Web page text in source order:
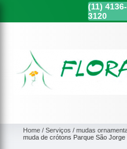
(11) 4136-
3120
Home Serviços mudas
muda de crótons Parque São Jorge